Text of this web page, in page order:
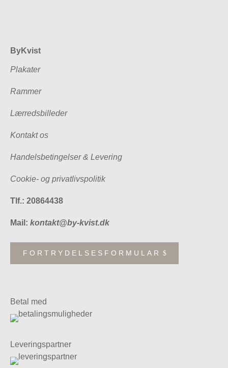
ByKvist
Plakater
Rammer
Lærredsbilleder
Kontakt os
Handelsbetingelser & Levering
Cookie- og privatlivspolitik
Tlf.: 20864438
Mail: kontakt@by-kvist.dk
FORTRYDELSESFORMULAR
Betal med
Leveringspartner